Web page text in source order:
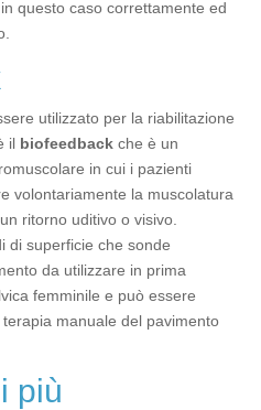
questo caso correttamente ed
utilizzato per la riabilitazione
il biofeedback che è un
in cui i pazienti
volontariamente la muscolatura
ritorno uditivo o visivo.
di superficie che sonde
da utilizzare in prima
femminile e può essere
manuale del pavimento
più